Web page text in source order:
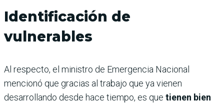
Identificación de
vulnerables
Al respecto, el ministro de Emergencia Nacional
mencionó que gracias al trabajo que ya vienen
desarrollando desde hace tiempo, es que tienen bien